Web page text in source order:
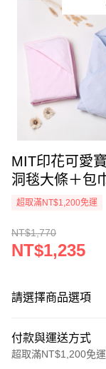
MIT印花可愛
洞毯大條＋包
超取滿NT$1,200免運
NT$1,770
NT$1,235
請選擇商品選項
付款與運送方式
超取滿NT$1,200免運